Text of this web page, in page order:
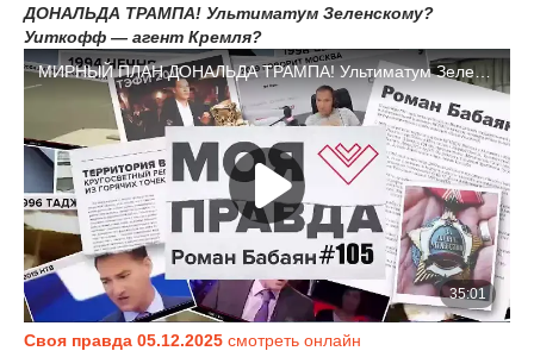
ДОНАЛЬДА ТРАМПА! Ультиматум Зеленскому?
Уиткофф — агент Кремля?
Своя правда 05.12.2025 смотреть онлайн